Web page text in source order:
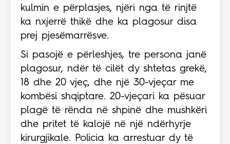
kulmin e përplasjes, njëri nga të rinjtë
ka nxjerrë thikë dhe ka plagosur disa
prej pjesëmarrësve.
Si pasojë e përleshjes, tre persona janë
plagosur, ndër të cilët dy shtetas grekë,
18 dhe 20 vjeç, dhe një 30-vjeçar me
kombësi shqiptare. 20-vjeçari ka pësuar
plagë të rënda në shpinë dhe mushkëri
dhe pritet të kalojë në një ndërhyrje
kirurgjikale. Policia ka arrestuar dy të